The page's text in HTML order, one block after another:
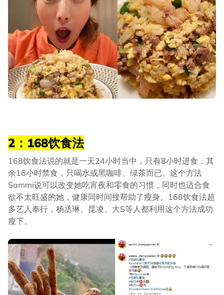
2：168饮食法
168饮食法说的就是一天24小时当中，只有8小时进食，其
余16小时禁食，只喝水或黑咖啡、绿茶而已。这个方法
Sammi说可以改变她吃宵夜和零食的习惯，同时也适合食
欲不太旺盛的她，健康同时间接帮助了瘦身。168饮食法超
多艺人奉行，杨丞琳、昆凌、大S等人都利用这个方法成功
瘦下。